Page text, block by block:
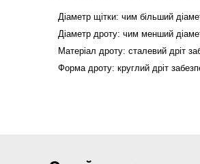
Діаметр щітки: чим більший
Діаметр дроту: чим менший
Матеріал дроту: сталевий дріт
Форма дроту: круглий дріт